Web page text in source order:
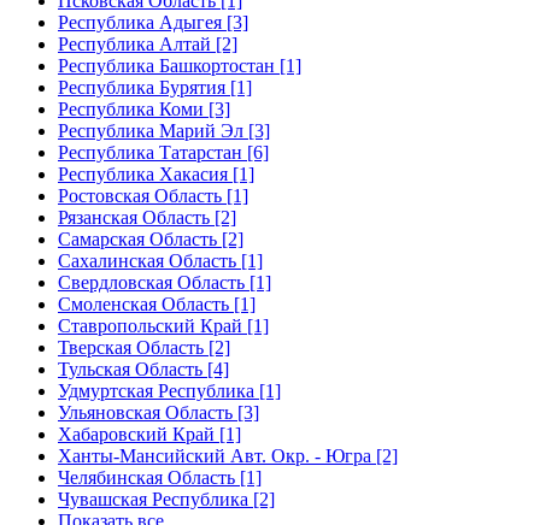
Республика Адыгея [3]
Республика Алтай [2]
Республика Башкортостан [1]
Республика Бурятия [1]
Республика Коми [3]
Республика Марий Эл [3]
Республика Татарстан [6]
Республика Хакасия [1]
Ростовская Область [1]
Рязанская Область [2]
Самарская Область [2]
Сахалинская Область [1]
Свердловская Область [1]
Смоленская Область [1]
Ставропольский Край [1]
Тверская Область [2]
Тульская Область [4]
Удмуртская Республика [1]
Ульяновская Область [3]
Хабаровский Край [1]
Ханты-Мансийский Авт. Окр. - Югра [2]
Челябинская Область [1]
Чувашская Республика [2]
Показать все